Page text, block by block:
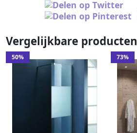
Vergelijkbare producten
50% 73%